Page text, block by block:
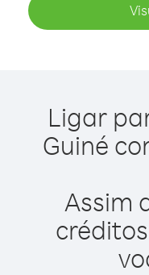
Ligar
Guiné
Assim